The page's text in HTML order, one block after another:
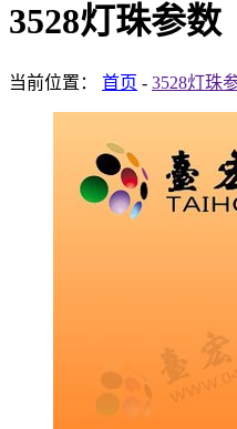
3528灯珠参数
当前位置： 首页 - 3528灯珠